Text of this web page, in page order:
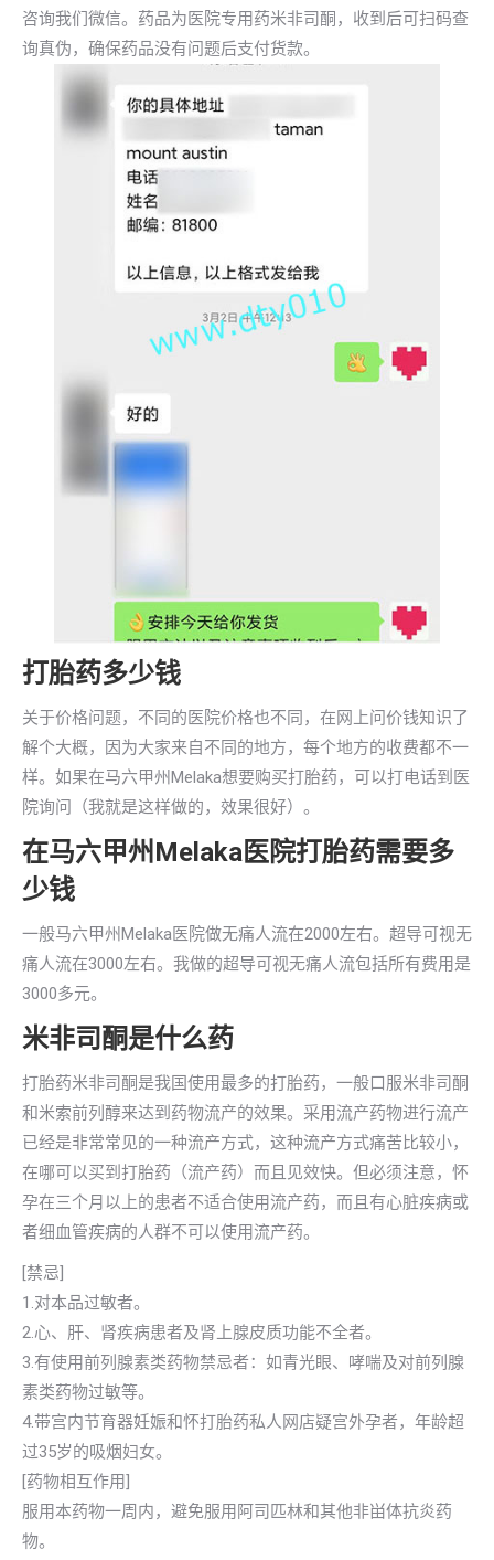
咨询我们微信。药品为医院专用药米非司酮，收到后可扫码查
询真伪，确保药品没有问题后支付货款。
打胎药多少钱
关于价格问题，不同的医院价格也不同，在网上问价钱知识了
解个大概，因为大家来自不同的地方，每个地方的收费都不一
样。如果在马六甲州Melaka想要购买打胎药，可以打电话到医
院询问（我就是这样做的，效果很好）。
在马六甲州Melaka医院打胎药需要多
少钱
一般马六甲州Melaka医院做无痛人流在2000左右。超导可视无
痛人流在3000左右。我做的超导可视无痛人流包括所有费用是
3000多元。
米非司酮是什么药
打胎药米非司酮是我国使用最多的打胎药，一般口服米非司酮
和米索前列醇来达到药物流产的效果。采用流产药物进行流产
已经是非常常见的一种流产方式，这种流产方式痛苦比较小，
在哪可以买到打胎药（流产药）而且见效快。但必须注意，怀
孕在三个月以上的患者不适合使用流产药，而且有心脏疾病或
者细血管疾病的人群不可以使用流产药。
[禁忌]
1.对本品过敏者。
2.心、肝、肾疾病患者及肾上腺皮质功能不全者。
3.有使用前列腺素类药物禁忌者：如青光眼、哮喘及对前列腺
素类药物过敏等。
4.带宫内节育器妊娠和怀打胎药私人网店疑宫外孕者，年龄超
过35岁的吸烟妇女。
[药物相互作用]
服用本药物一周内，避免服用阿司匹林和其他非畄体抗炎药
物。